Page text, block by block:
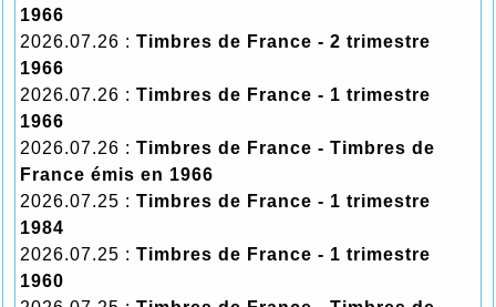
1966
2026.07.26 : Timbres de France - 2 trimestre
1966
2026.07.26 : Timbres de France - 1 trimestre
1966
2026.07.26 : Timbres de France - Timbres de
France émis en 1966
2026.07.25 : Timbres de France - 1 trimestre
1984
2026.07.25 : Timbres de France - 1 trimestre
1960